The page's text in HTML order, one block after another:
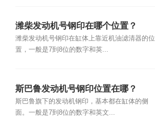
潍柴发动机号钢印在哪个位置？
潍柴发动机号钢印在缸体上靠近机油滤清器的位
置，一般是7到8位的数字和英...
斯巴鲁发动机号钢印位置在哪？
斯巴鲁旗下的发动机钢印，基本都在缸体的侧
面。一般是7到8位的数字和英文...